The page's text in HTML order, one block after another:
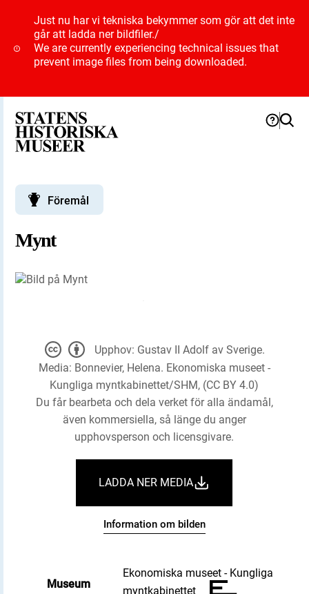
Just nu har vi tekniska bekymmer som gör att det inte
går att ladda ner bildfiler./
We are currently experiencing technical issues that
prevent image files from being downloaded.
Föremål
Mynt
Museum
Ekonomiska museet - Kungliga
myntkabinettet
Upphov: Gustav II Adolf av Sverige.
Media: Bonnevier, Helena. Ekonomiska museet -
Kungliga myntkabinettet/SHM, (CC BY 4.0)
Du får bearbeta och dela verket för alla ändamål,
även kommersiella, så länge du anger
upphovsperson och licensgivare.
LADDA NER MEDIA
Information om bilden